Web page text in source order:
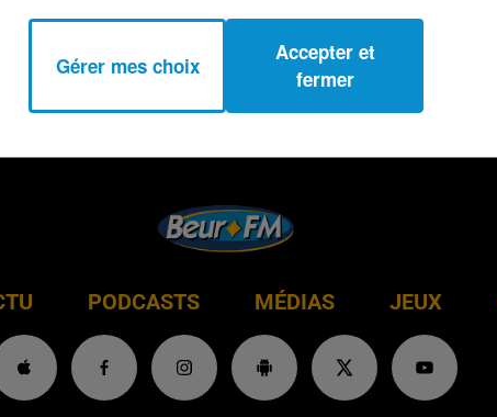
PODCASTS MÉDIAS JEUX
Gérer mes choix
Accepter et
fermer